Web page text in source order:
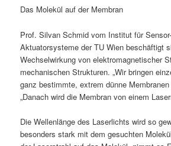
Das Molekül auf der Membran
Prof. Silvan Schmid vom Institut für
Aktuatorsysteme der TU Wien beschäftigt
Wechselwirkung von elektromagnetischer
mechanischen Strukturen. „Wir bringen
ganz bestimmte, extrem dünne Membranen
„Danach wird die Membran von einem
Die Wellenlänge des Laserlichts wird so
besonders stark mit dem gesuchten